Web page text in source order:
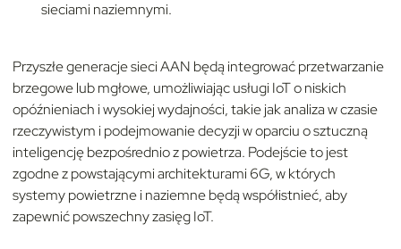
sieciami naziemnymi.
Przyszłe generacje sieci AAN będą integrować przetwarzanie
brzegowe lub mgłowe, umożliwiając usługi IoT o niskich
opóźnieniach i wysokiej wydajności, takie jak analiza w czasie
rzeczywistym i podejmowanie decyzji w oparciu o sztuczną
inteligencję bezpośrednio z powietrza. Podejście to jest
zgodne z powstającymi architekturami 6G, w których
systemy powietrzne i naziemne będą współistnieć, aby
zapewnić powszechny zasięg IoT.